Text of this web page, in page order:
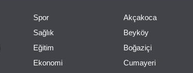
Spor
Sağlık
Eğitim
Ekonomi
Akçakoca
Beyköy
Boğaziçi
Cumayeri